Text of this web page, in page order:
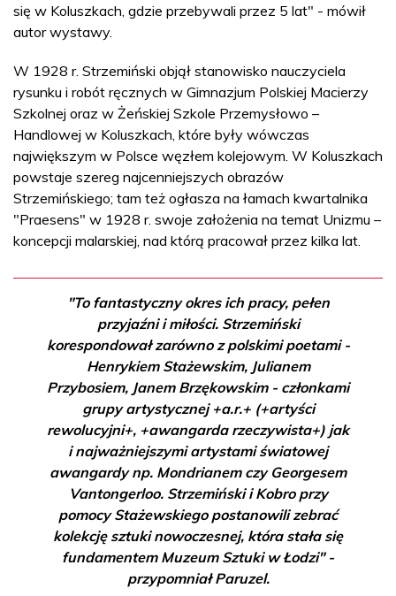
się w Koluszkach, gdzie przebywali przez 5 lat" - mówił
autor wystawy.
W 1928 r. Strzemiński objął stanowisko nauczyciela
rysunku i robót ręcznych w Gimnazjum Polskiej Macierzy
Szkolnej oraz w Żeńskiej Szkole Przemysłowo –
Handlowej w Koluszkach, które były wówczas
największym w Polsce węzłem kolejowym. W Koluszkach
powstaje szereg najcenniejszych obrazów
Strzemińskiego; tam też ogłasza na łamach kwartalnika
"Praesens" w 1928 r. swoje założenia na temat Unizmu –
koncepcji malarskiej, nad którą pracował przez kilka lat.
"To fantastyczny okres ich pracy, pełen
przyjaźni i miłości. Strzemiński
korespondował zarówno z polskimi poetami -
Henrykiem Stażewskim, Julianem
Przybosiem, Janem Brzękowskim - członkami
grupy artystycznej +a.r.+ (+artyści
rewolucyjni+, +awangarda rzeczywista+) jak
i najważniejszymi artystami światowej
awangardy np. Mondrianem czy Georgesem
Vantongerloo. Strzemiński i Kobro przy
pomocy Stażewskiego postanowili zebrać
kolekcję sztuki nowoczesnej, która stała się
fundamentem Muzeum Sztuki w Łodzi" -
przypomniał Paruzel.